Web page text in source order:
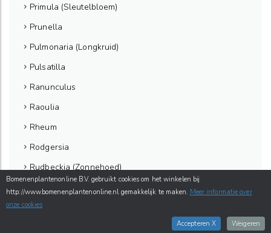
Primula (Sleutelbloem)
Prunella
Pulmonaria (Longkruid)
Pulsatilla
Ranunculus
Raoulia
Rheum
Rodgersia
Rudbeckia (Zonnehoed)
Sagina
Salvia (Salie)
Bomenenplantenonline B.V. gebruikt cookies om het winkelen bij
http://www.bomenenplantenonline.nl gemakkelijk te maken. Meer informatie over
onze cookies
Accepteren X Weigeren